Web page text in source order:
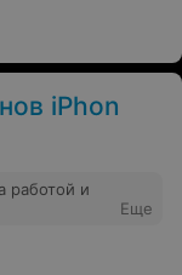
iPhon
работой и
Еще